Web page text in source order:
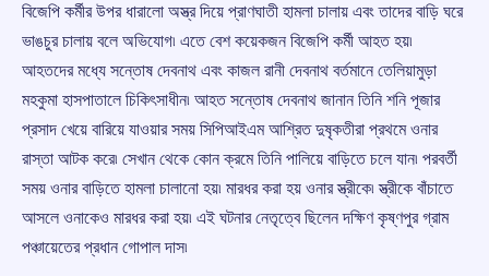
বিজেপি কর্মীর উপর ধারালো অস্ত্র দিয়ে প্রাণঘাতী হামলা চালায় এবং তাদের বাড়ি ঘরে
ভাঙচুর চালায় বলে অভিযোগ৷ এতে বেশ কয়েকজন বিজেপি কর্মী আহত হয়৷
আহতদের মধ্যে সন্তোষ দেবনাথ এবং কাজল রানী দেবনাথ বর্তমানে তেলিয়ামুড়া
মহকুমা হাসপাতালে চিকিৎসাধীন৷ আহত সন্তোষ দেবনাথ জানান তিনি শনি পূজার
প্রসাদ খেয়ে বারিয়ে যাওয়ার সময় সিপিআইএম আশ্রিত দুষৃকতীরা প্রথমে ওনার
রাস্তা আটক করে৷ সেখান থেকে কোন ক্রমে তিনি পালিয়ে বাড়িতে চলে যান৷ পরবর্তী
সময় ওনার বাড়িতে হামলা চালানো হয়৷ মারধর করা হয় ওনার স্ত্রীকে৷ স্ত্রীকে বাঁচাতে
আসলে ওনাকেও মারধর করা হয়৷ এই ঘটনার নেতৃত্বে ছিলেন দক্ষিণ কৃষ্ণপুর গ্রাম
পঞ্চায়েতের প্রধান গোপাল দাস৷